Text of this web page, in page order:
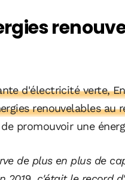
d'électricité verte,
renouvelables au
promouvoir une
de plus en plus de